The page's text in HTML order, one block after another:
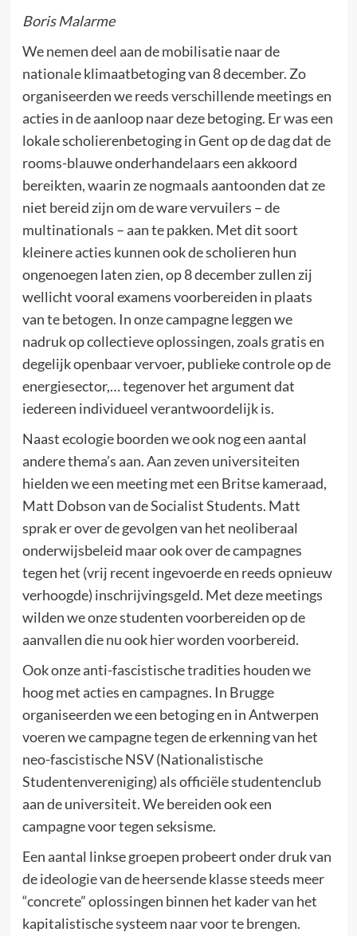
Boris Malarme
We nemen deel aan de mobilisatie naar de
nationale klimaatbetoging van 8 december. Zo
organiseerden we reeds verschillende meetings en
acties in de aanloop naar deze betoging. Er was een
lokale scholierenbetoging in Gent op de dag dat de
rooms-blauwe onderhandelaars een akkoord
bereikten, waarin ze nogmaals aantoonden dat ze
niet bereid zijn om de ware vervuilers – de
multinationals – aan te pakken. Met dit soort
kleinere acties kunnen ook de scholieren hun
ongenoegen laten zien, op 8 december zullen zij
wellicht vooral examens voorbereiden in plaats
van te betogen. In onze campagne leggen we
nadruk op collectieve oplossingen, zoals gratis en
degelijk openbaar vervoer, publieke controle op de
energiesector,… tegenover het argument dat
iedereen individueel verantwoordelijk is.
Naast ecologie boorden we ook nog een aantal
andere thema’s aan. Aan zeven universiteiten
hielden we een meeting met een Britse kameraad,
Matt Dobson van de Socialist Students. Matt
sprak er over de gevolgen van het neoliberaal
onderwijsbeleid maar ook over de campagnes
tegen het (vrij recent ingevoerde en reeds opnieuw
verhoogde) inschrijvingsgeld. Met deze meetings
wilden we onze studenten voorbereiden op de
aanvallen die nu ook hier worden voorbereid.
Ook onze anti-fascistische tradities houden we
hoog met acties en campagnes. In Brugge
organiseerden we een betoging en in Antwerpen
voeren we campagne tegen de erkenning van het
neo-fascistische NSV (Nationalistische
Studentenvereniging) als officiële studentenclub
aan de universiteit. We bereiden ook een
campagne voor tegen seksisme.
Een aantal linkse groepen probeert onder druk van
de ideologie van de heersende klasse steeds meer
“concrete” oplossingen binnen het kader van het
kapitalistische systeem naar voor te brengen.